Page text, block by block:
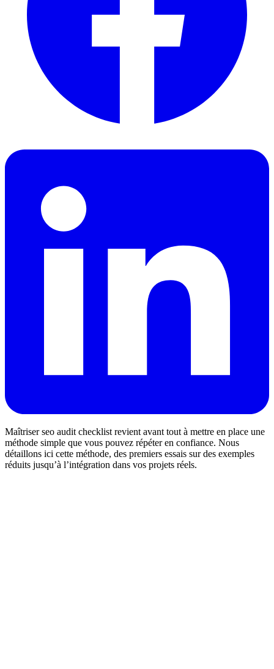
Maîtriser seo audit checklist revient avant tout à mettre en place une
méthode simple que vous pouvez répéter en confiance. Nous
détaillons ici cette méthode, des premiers essais sur des exemples
réduits jusqu’à l’intégration dans vos projets réels.